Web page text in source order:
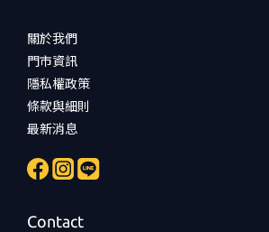
關於我們
門市資訊
隱私權政策
條款與細則
最新消息
Contact